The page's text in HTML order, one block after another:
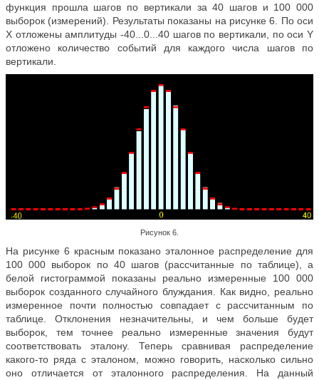
функция прошла шагов по вертикали за 40 шагов и 100 000
выборок (измерений). Результаты показаны на рисунке 6. По оси
Х отложены амплитуды -40...0...40 шагов по вертикали, по оси Y
отложено количество событий для каждого числа шагов по
вертикали.
Рисунок 6.
На рисунке 6 красным показано эталонное распределение для
100 000 выборок по 40 шагов (рассчитанные по таблице), а
белой гистограммой показаны реально измеренные 100 000
выборок созданного случайного блуждания. Как видно, реально
измеренное почти полностью совпадает с рассчитанным по
таблице. Отклонения незначительны, и чем больше будет
выборок, тем точнее реально измеренные значения будут
соответствовать эталону. Теперь сравнивая распределение
какого-то ряда с эталоном, можно говорить, насколько сильно
оно отличается от эталонного распределения. На данный